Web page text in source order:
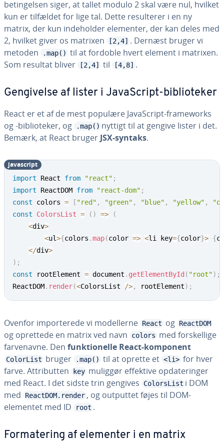
be­tin­gel­sen siger, at tallet modulo 2 skal være nul, hvilket
kun er tilfældet for lige tal. Dette re­sul­te­rer i en ny
matrix, der kun in­de­hol­der elementer, der kan deles med
2, hvilket giver os matrixen
[2,4] . Dernæst bruger vi
metoden
.map() til at fordoble hvert element i matrixen.
Som resultat bliver
[2,4] til [4,8] .
Gen­gi­vel­se af lister i Ja­va­Script-bi­bli­o­te­ker
React er et af de mest populære Ja­va­Script-fra­mewor­ks
og -bi­bli­o­te­ker, og
.map() nyttigt til at gengive lister i det.
Bemærk, at React bruger JSX-syntaks.
import React from "react" ;
import ReactDOM from "react-dom" ;
const colors = [ "red" , "green" , "blue" , "yellow" ,
const
ColorsList = ( ) =>
(
<div>
<ul>{colors .map(color => <li key={color}> {
</div>
) ;
const rootElement = document . getElementById ( "root") ;
ReactDOM. render(<ColorsList />, rootElement) ;
ja­va­script
Ovenfor im­por­te­re­de vi mo­del­ler­ne React og ReactDOM
og oprettede en matrix ved navn colors med for­skel­li­ge
far­ve­nav­ne. Den funk­tio­nel­le React-komponent
ColorList bruger .map() til at oprette et <li> for hver
farve. At­tri­but­ten
key muliggør effektive op­da­te­rin­ger
med React. I det sidste trin gengives
ColorsList i DOM
med
ReactDOM.render , og outputtet føjes til DOM-
elementet med ID
root .
For­ma­te­ring af elementer i en matrix